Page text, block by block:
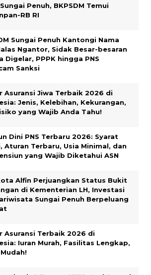
Penuh, BKPSDM Temui
RB RI
Sungai Penuh Kantongi Nama
Ngantor, Sidak Besar-besaran
Digelar, PPPK hingga PNS
Sanksi
Asuransi Jiwa Terbaik 2026 di
Jenis, Kelebihan, Kekurangan,
yang Wajib Anda Tahu!
Dini PNS Terbaru 2026: Syarat
Aturan Terbaru, Usia Minimal, dan
yang Wajib Diketahui ASN
Alfin Perjuangkan Status Bukit
di Kementerian LH, Investasi
Sungai Penuh Berpeluang
Asuransi Terbaik 2026 di
Iuran Murah, Fasilitas Lengkap,